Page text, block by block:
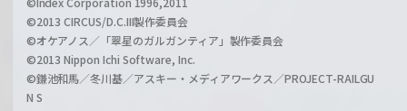
©2013 CIRCUS/D.C.III製作委員会
©オケアノス／「翠星のガルガンティア」製作委員会
©2013 Nippon Ichi Software, Inc.
©鎌池和馬／冬川基／アスキー・メディアワークス／PROJECT-RAILGU
N S